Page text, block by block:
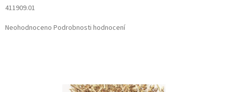
411909.01
Průměrné
Neohodnoceno Podrobnosti hodnocení